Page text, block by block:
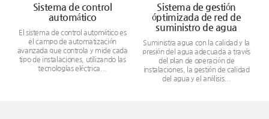
Sistema de control
automático
El sistema de control automático es
el campo de automatización
avanzada que controla y mide cada
tipo de instalaciones, utilizando las
tecnologías eléctrica...
Sistema de gestión
óptimizada de red de
suministro de agua
Suministra agua con la calidad y la
presión del agua adecuada a través
del plan de operación de
instalaciones, la gestión de calidad
del agua y el análisis...